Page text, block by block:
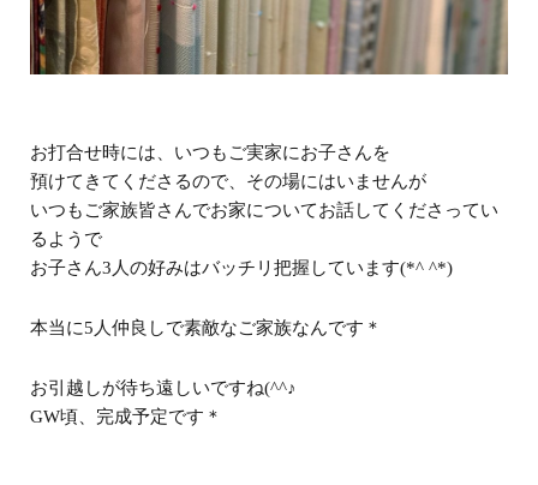
お打合せ時には、いつもご実家にお子さんを
預けてきてくださるので、その場にはいませんが
いつもご家族皆さんでお家についてお話してくださってい
るようで
お子さん3人の好みはバッチリ把握しています(*^ ^*)
本当に5人仲良しで素敵なご家族なんです＊
お引越しが待ち遠しいですね(^^♪
GW頃、完成予定です＊